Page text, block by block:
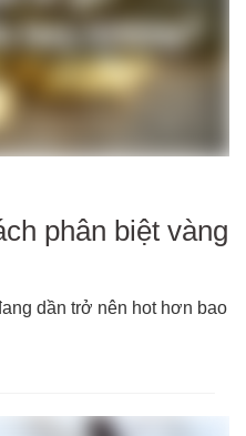
phân biệt vàng
dần trở nên hot hơn bao